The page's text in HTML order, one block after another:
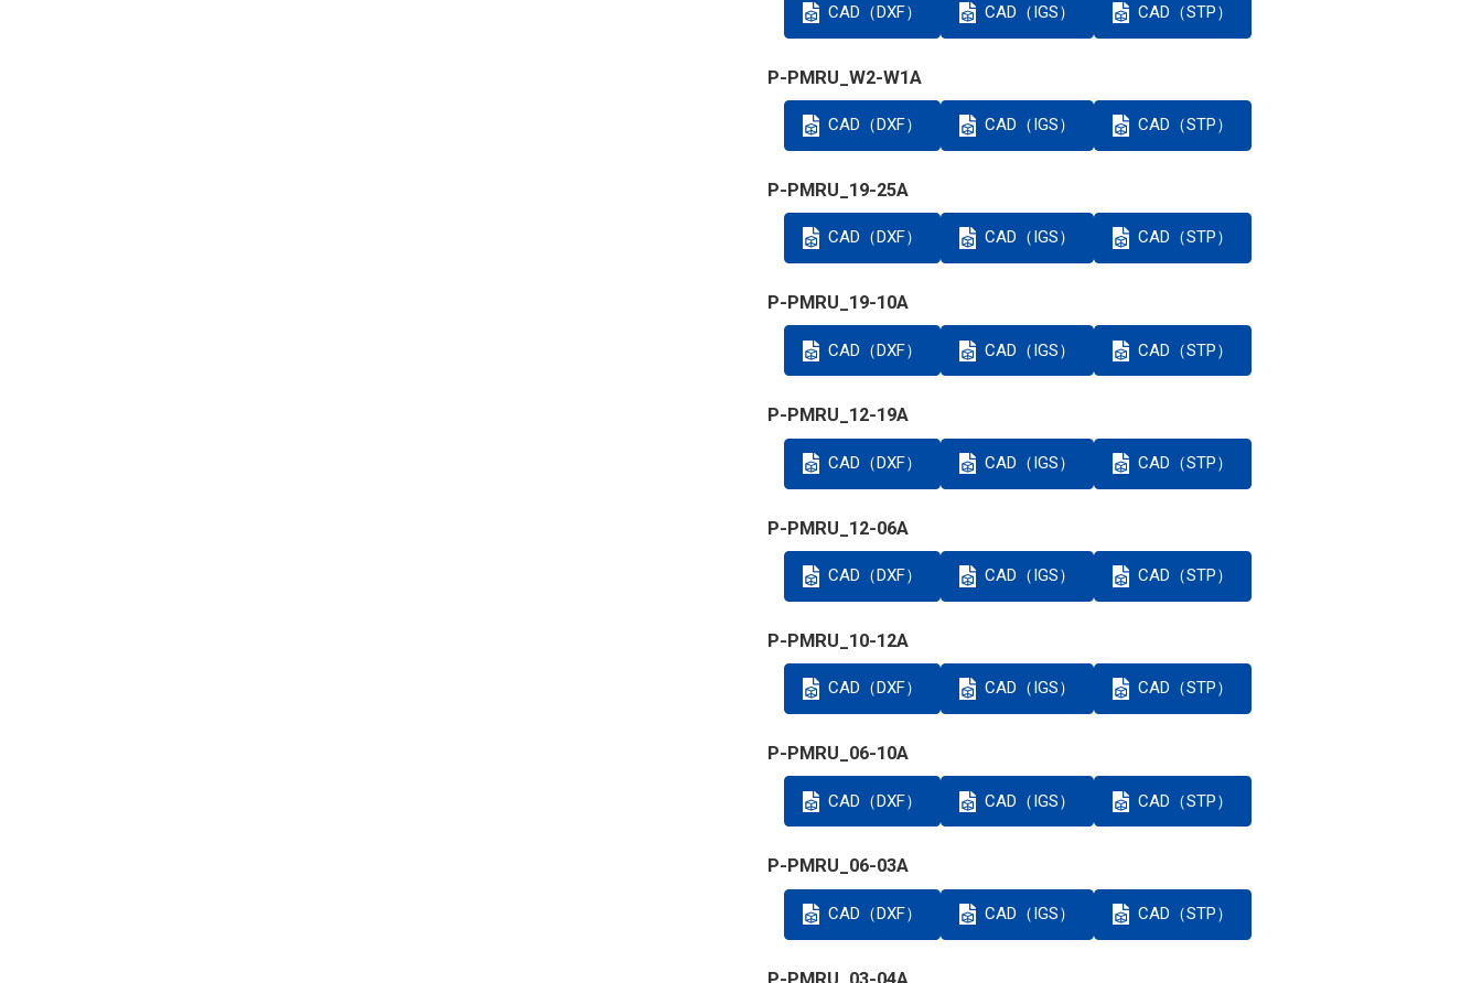
CAD（DXF） CAD（IGS） CAD（STP）
P-PMRU_W2-W1A
CAD（DXF） CAD（IGS） CAD（STP）
P-PMRU_19-25A
CAD（DXF） CAD（IGS） CAD（STP）
P-PMRU_19-10A
CAD（DXF） CAD（IGS） CAD（STP）
P-PMRU_12-19A
CAD（DXF） CAD（IGS） CAD（STP）
P-PMRU_12-06A
CAD（DXF） CAD（IGS） CAD（STP）
P-PMRU_10-12A
CAD（DXF） CAD（IGS） CAD（STP）
P-PMRU_06-10A
CAD（DXF） CAD（IGS） CAD（STP）
P-PMRU_06-03A
CAD（DXF） CAD（IGS） CAD（STP）
P-PMRU_03-04A